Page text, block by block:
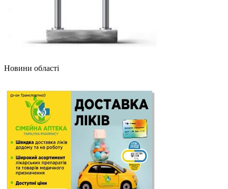
Новини області